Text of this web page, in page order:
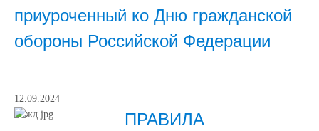
приуроченный ко Дню гражданской
обороны Российской Федерации
12.09.2024
ПРАВИЛА